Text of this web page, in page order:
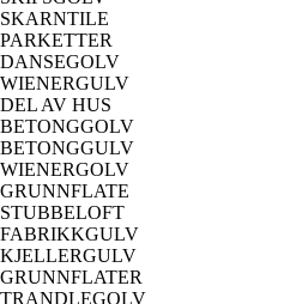
SKARNTILE
PARKETTER
DANSEGOLV
WIENERGULV
DEL AV HUS
BETONGGOLV
BETONGGULV
WIENERGOLV
GRUNNFLATE
STUBBELOFT
FABRIKKGULV
KJELLERGULV
GRUNNFLATER
TRANDLEGOLV